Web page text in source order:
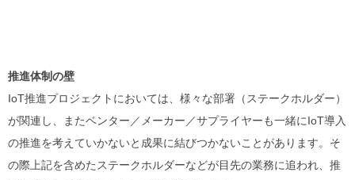
推進体制の壁
IoT推進プロジェクトにおいては、様々な部署（ステークホルダー）
が関連し、またベンター／メーカー／サプライヤーも一緒にIoT導入
の推進を考えていかないと成果に結びつかないことがあります。そ
の際上記を含めたステークホルダーなどが目先の業務に追われ、推